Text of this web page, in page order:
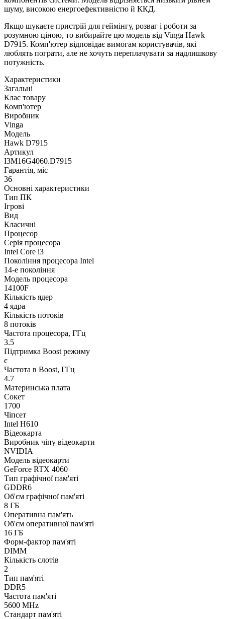
шуму, високою енергоефективністю й ККД.
Якщо шукаєте пристрій для геймінгу, розваг і роботи за
розумною ціною, то вибирайте цю модель від Vinga Hawk
D7915. Комп'ютер відповідає вимогам користувачів, які
люблять пограти, але не хочуть переплачувати за надлишкову
потужність.
Характеристики
Загальні
Клас товару
Комп'ютер
Виробник
Vinga
Модель
Hawk D7915
Артикул
I3M16G4060.D7915
Гарантія, міс
36
Основні характеристики
Тип ПК
Ігрові
Вид
Класичні
Процесор
Серія процесора
Intel Core i3
Покоління процесора Intel
14-е покоління
Модель процесора
14100F
Кількість ядер
4 ядра
Кількість потоків
8 потоків
Частота процесора, ГГц
3.5
Підтримка Boost режиму
є
Частота в Boost, ГГц
4.7
Материнська плата
Сокет
1700
Чіпсет
Intel H610
Відеокарта
Виробник чіпу відеокарти
NVIDIA
Модель відеокарти
GeForce RTX 4060
Тип графічної пам'яті
GDDR6
Об'єм графічної пам'яті
8 ГБ
Оперативна пам'ять
Об'єм оперативної пам'яті
16 ГБ
Форм-фактор пам'яті
DIMM
Кількість слотів
2
Тип пам'яті
DDR5
Частота пам'яті
5600 MHz
Стандарт пам'яті